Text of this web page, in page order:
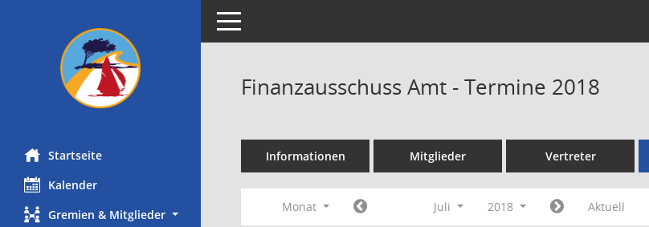
Startseite
Kalender
Gremien & Mitglieder
Toggle navigation
Finanzausschuss Amt - Termine 2018
Informationen Mitglieder Vertreter
Monat Juli 2018 Aktuell